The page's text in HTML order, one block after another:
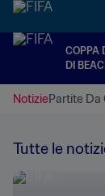
COPPA
DI
NotiziePartite Da
Tutte le